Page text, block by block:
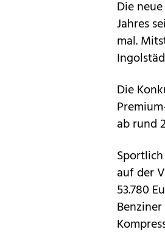
Die
Jahres
mal.
Die
ab rund
auf der
53.780